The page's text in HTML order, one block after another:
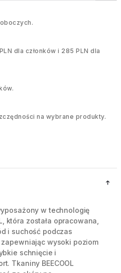
dla członków i 285 PLN dla
na wybrane produkty.
w technologię
która została opracowana,
i suchość podczas
wysoki poziom
schnięcie i
Tkaniny BEECOOL